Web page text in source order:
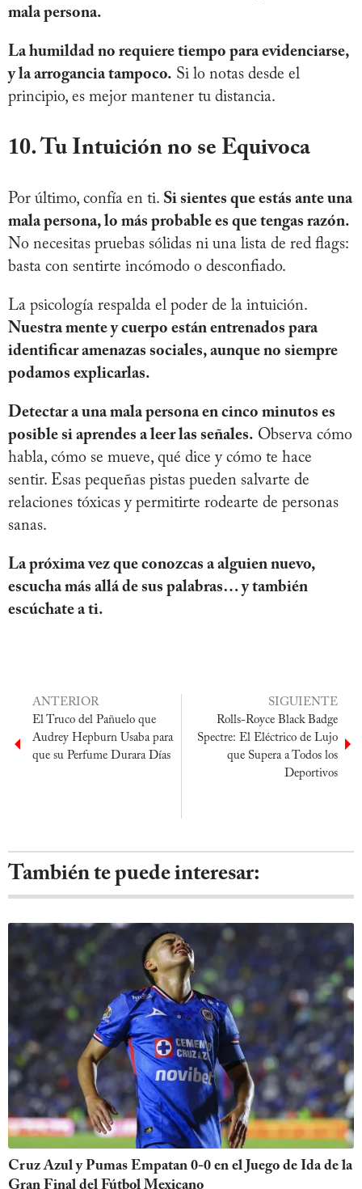
mala persona.
La humildad no requiere tiempo para evidenciarse,
y la arrogancia tampoco. Si lo notas desde el
principio, es mejor mantener tu distancia.
10. Tu Intuición no se Equivoca
Por último, confía en ti. Si sientes que estás ante una
mala persona, lo más probable es que tengas razón.
No necesitas pruebas sólidas ni una lista de red flags:
basta con sentirte incómodo o desconfiado.
La psicología respalda el poder de la intuición.
Nuestra mente y cuerpo están entrenados para
identificar amenazas sociales, aunque no siempre
podamos explicarlas.
Detectar a una mala persona en cinco minutos es
posible si aprendes a leer las señales. Observa cómo
habla, cómo se mueve, qué dice y cómo te hace
sentir. Esas pequeñas pistas pueden salvarte de
relaciones tóxicas y permitirte rodearte de personas
sanas.
La próxima vez que conozcas a alguien nuevo,
escucha más allá de sus palabras… y también
escúchate a ti.
ANTERIOR
El Truco del Pañuelo que
Audrey Hepburn Usaba para
que su Perfume Durara Días
SIGUIENTE
Rolls-Royce Black Badge
Spectre: El Eléctrico de Lujo
que Supera a Todos los
Deportivos
También te puede interesar:
Cruz Azul y Pumas Empatan 0-0 en el Juego de Ida de la
Gran Final del Fútbol Mexicano